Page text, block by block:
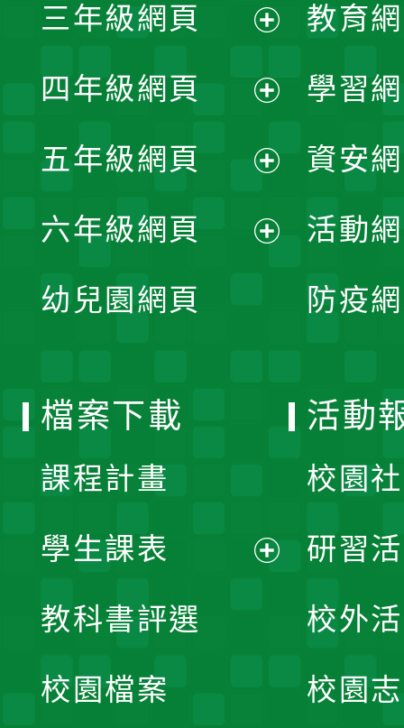
選
單
開
選
單
三年級網頁
開
選
單
四年級網頁
開
選
五年級網頁
開
六年級網頁
幼兒園網頁
教育
學習
資安
活動
防疫
檔案下載
課程計畫
學生課表
教科書評選
校園檔案
活動
校園
研習
校外
校園